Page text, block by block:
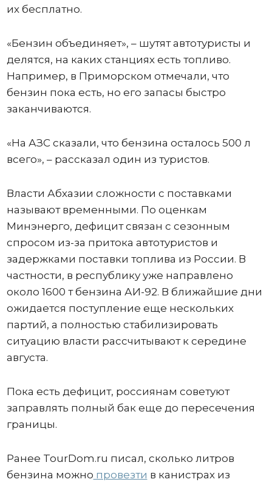
их бесплатно.
«Бензин объединяет», – шутят автотуристы и
делятся, на каких станциях есть топливо.
Например, в Приморском отмечали, что
бензин пока есть, но его запасы быстро
заканчиваются.
«На АЗС сказали, что бензина осталось 500 л
всего», – рассказал один из туристов.
Власти Абхазии сложности с поставками
называют временными. По оценкам
Минэнерго, дефицит связан с сезонным
спросом из-за притока автотуристов и
задержками поставки топлива из России. В
частности, в республику уже направлено
около 1600 т бензина АИ-92. В ближайшие дни
ожидается поступление еще нескольких
партий, а полностью стабилизировать
ситуацию власти рассчитывают к середине
августа.
Пока есть дефицит, россиянам советуют
заправлять полный бак еще до пересечения
границы.
Ранее TourDom.ru писал, сколько литров
бензина можно провезти в канистрах из